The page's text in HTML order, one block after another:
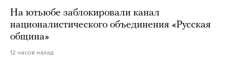
На ютьюбе заблокировали канал
националистического объединения «Русская
община»
12 часов назад